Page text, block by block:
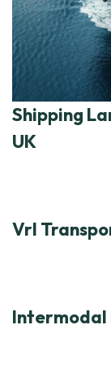
Shipping
UK
Vrl